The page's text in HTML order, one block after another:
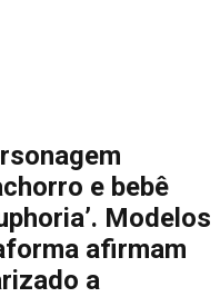
e bebê
Modelos
afirmam
a